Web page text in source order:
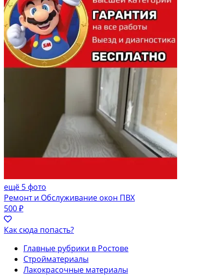
ещё 5 фото
Ремонт и Обслуживание окон ПВХ
500 ₽
Как сюда попасть?
Главные рубрики в Ростове
Стройматериалы
Лакокрасочные материалы